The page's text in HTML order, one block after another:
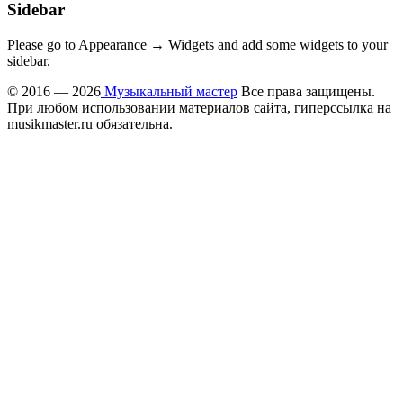
Sidebar
Please go to Appearance → Widgets and add some widgets to your
sidebar.
© 2016 — 2026 Музыкальный мастер Все права защищены.
При любом использовании материалов сайта, гиперссылка на
musikmaster.ru обязательна.